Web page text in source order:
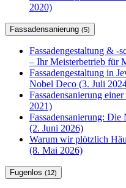
2020)
Fassadensanierung (5)
Fassadengestaltung & -
– Ihr Meisterbetrieb für
Fassadengestaltung in
Nobel Deco (3. Juli
Fassadensanierung
2021)
Fassadensanierung: Die
(2. Juni 2026)
Warum wir plötzlich
(8. Mai 2026)
Fugenlos (12)